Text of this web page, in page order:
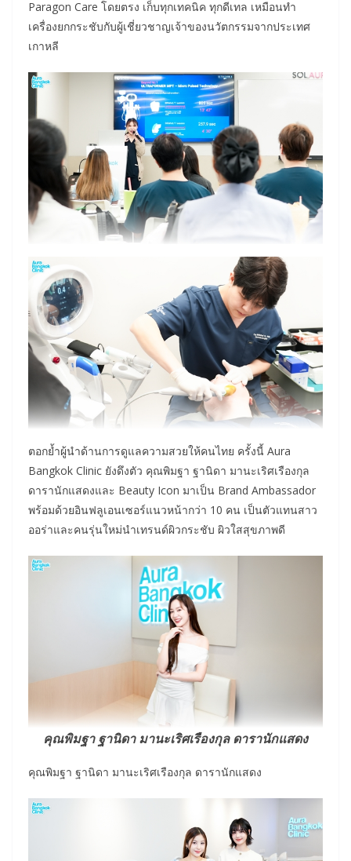
Paragon Care โดยตรง เก็บทุกเทคนิค ทุกดีเทล เหมือนทำ
เครื่องยกกระชับกับผู้เชี่ยวชาญเจ้าของนวัตกรรมจากประเทศ
เกาหลี
ตอกย้ำผู้นำด้านการดูแลความสวยให้คนไทย ครั้งนี้ Aura
Bangkok Clinic ยังดึงตัว คุณพิมฐา ฐานิดา มานะเริศเรืองกุล
ดารานักแสดงและ Beauty Icon มาเป็น Brand Ambassador
พร้อมด้วยอินฟลูเอนเซอร์แนวหน้ากว่า 10 คน เป็นตัวแทนสาว
ออร่าและคนรุ่นใหม่นำเทรนด์ผิวกระชับ ผิวใสสุขภาพดี
คุณพิมฐา ฐานิดา มานะเริศเรืองกุล ดารานักแสดง
คุณพิมฐา ฐานิดา มานะเริศเรืองกุล ดารานักแสดง